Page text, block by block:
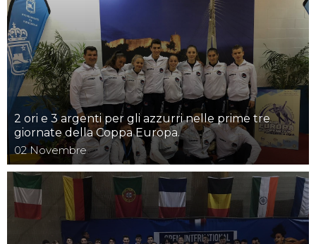
2 ori e 3 argenti per gli azzurri nelle prime tre
giornate della Coppa Europa.
02 Novembre